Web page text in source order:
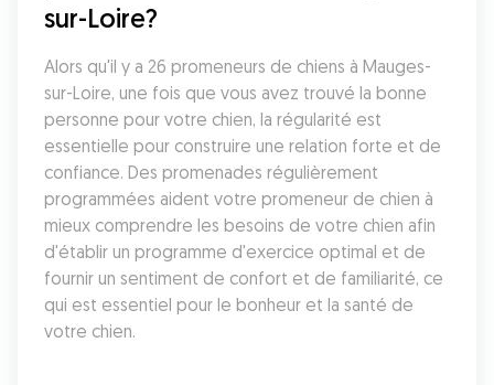
sur-Loire?
Alors qu'il y a 26 promeneurs de chiens à Mauges-
sur-Loire, une fois que vous avez trouvé la bonne
personne pour votre chien, la régularité est
essentielle pour construire une relation forte et de
confiance. Des promenades régulièrement
programmées aident votre promeneur de chien à
mieux comprendre les besoins de votre chien afin
d'établir un programme d'exercice optimal et de
fournir un sentiment de confort et de familiarité, ce
qui est essentiel pour le bonheur et la santé de
votre chien.